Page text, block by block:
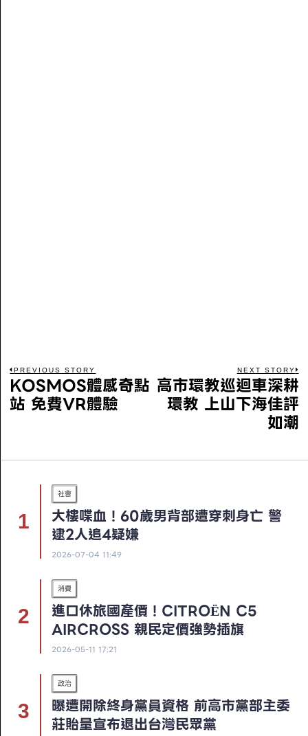
PREVIOUS STORY
KOSMOS體感奇點
站 免費VR體驗
NEXT STORY
高市環教巡迴車深耕
環教 上山下海佳評
如潮
社會
大樓喋血！60歲男背部遭穿刺身亡 警
逮2人追4疑嫌
2026-07-04 11:49
消費
進口休旅國產價！CITROËN C5
AIRCROSS 親民定價強勢插旗
2026-05-11 17:21
政治
曝遭開除終身黨員資格 前高市黨部主委
莊貽量宣布退出台灣民眾黨